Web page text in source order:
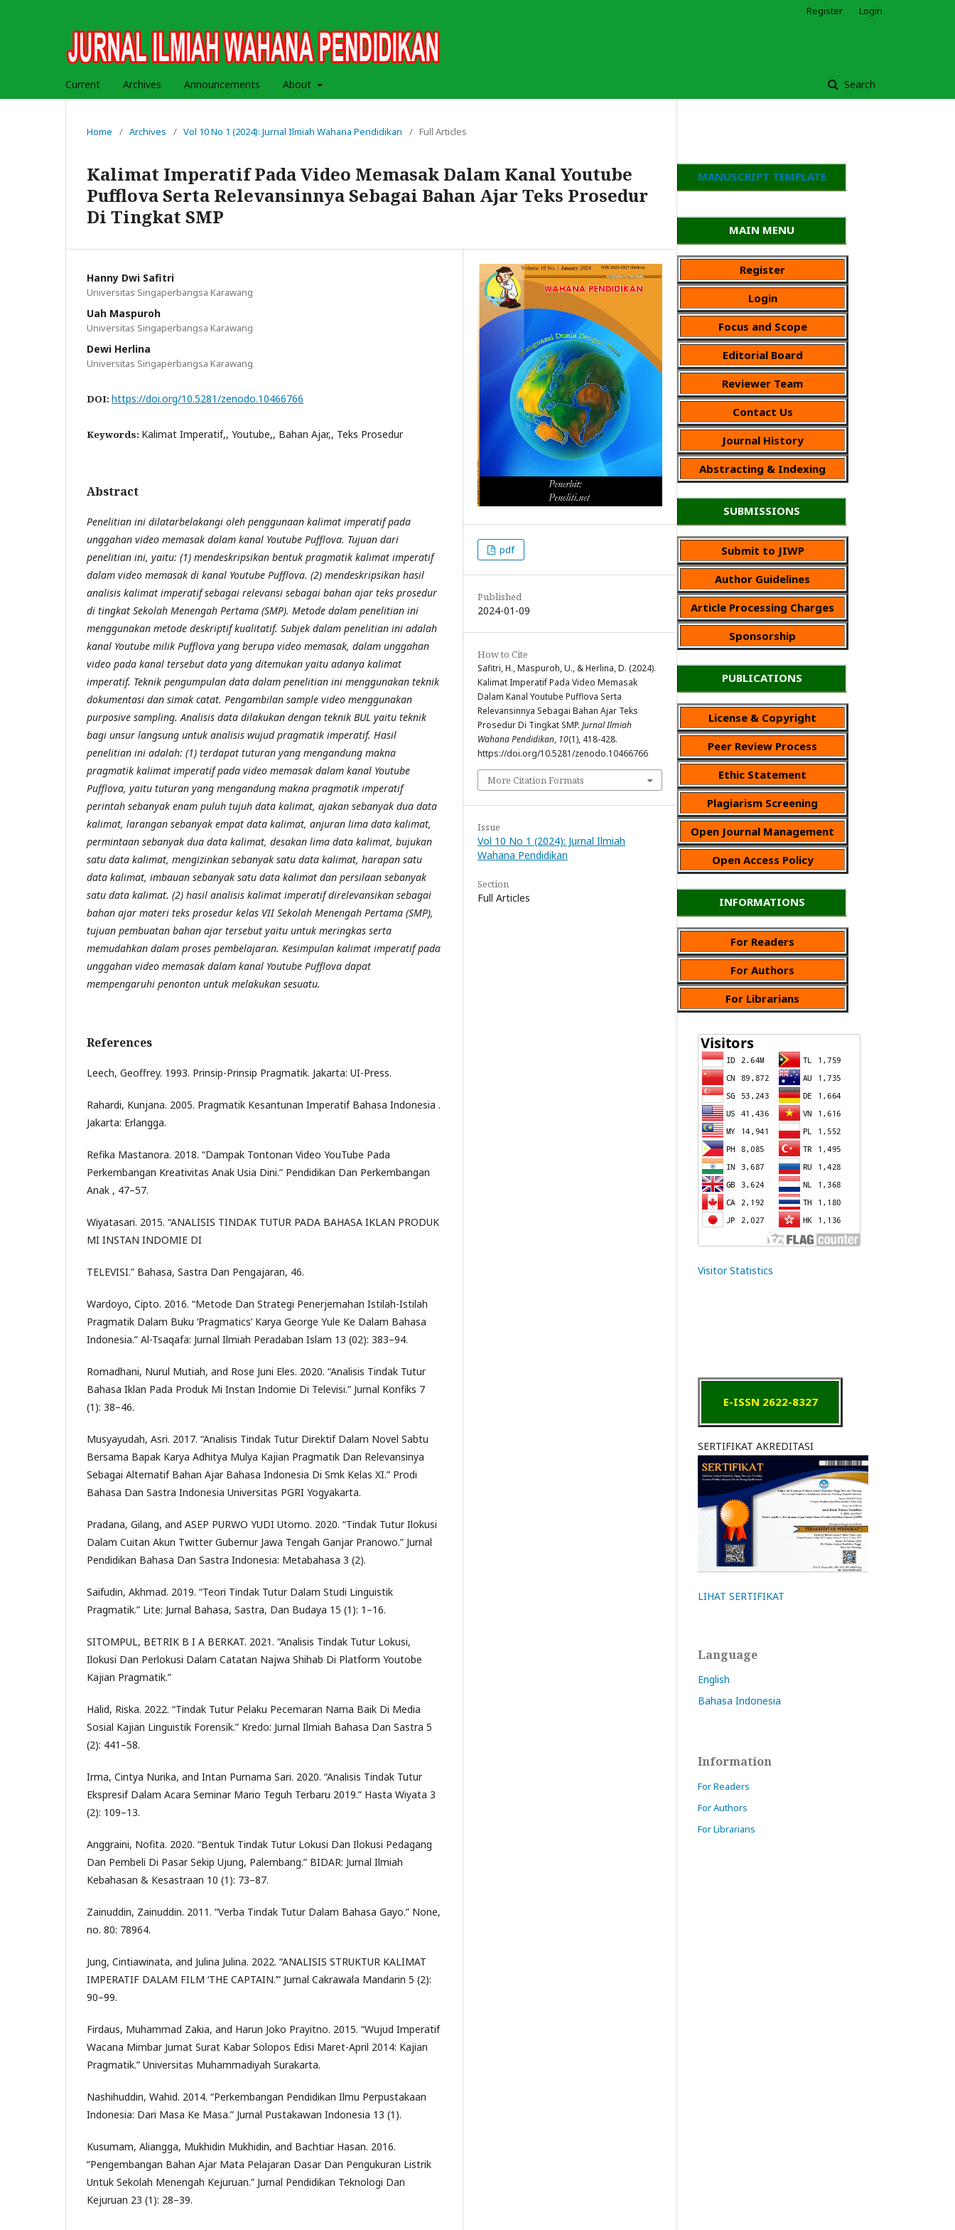
Current Archives Announcements About Search
Register Login
Home / Archives / Vol 10 No 1 (2024): Jurnal Ilmiah Wahana Pendidikan / Full Articles
Kalimat Imperatif Pada Video Memasak Dalam Kanal Youtube
Pufflova Serta Relevansinnya Sebagai Bahan Ajar Teks Prosedur
Di Tingkat SMP
Hanny Dwi Safitri
Universitas Singaperbangsa Karawang
Uah Maspuroh
Universitas Singaperbangsa Karawang
Dewi Herlina
Universitas Singaperbangsa Karawang
DOI: https://doi.org/10.5281/zenodo.10466766
Keywords: Kalimat Imperatif,, Youtube,, Bahan Ajar,, Teks Prosedur
Abstract
Penelitian ini dilatarbelakangi oleh penggunaan kalimat imperatif pada
unggahan video memasak dalam kanal Youtube Pufflova. Tujuan dari
penelitian ini, yaitu: (1) mendeskripsikan bentuk pragmatik kalimat imperatif
dalam video memasak di kanal Youtube Pufflova. (2) mendeskripsikan hasil
analisis kalimat imperatif sebagai relevansi sebagai bahan ajar teks prosedur
di tingkat Sekolah Menengah Pertama (SMP). Metode dalam penelitian ini
menggunakan metode deskriptif kualitatif. Subjek dalam penelitian ini adalah
kanal Youtube milik Pufflova yang berupa video memasak, dalam unggahan
video pada kanal tersebut data yang ditemukan yaitu adanya kalimat
imperatif. Teknik pengumpulan data dalam penelitian ini menggunakan teknik
dokumentasi dan simak catat. Pengambilan sample video menggunakan
purposive sampling. Analisis data dilakukan dengan teknik BUL yaitu teknik
bagi unsur langsung untuk analisis wujud pragmatik imperatif. Hasil
penelitian ini adalah: (1) terdapat tuturan yang mengandung makna
pragmatik kalimat imperatif pada video memasak dalam kanal Youtube
Pufflova, yaitu tuturan yang mengandung makna pragmatik imperatif
perintah sebanyak enam puluh tujuh data kalimat, ajakan sebanyak dua data
kalimat, larangan sebanyak empat data kalimat, anjuran lima data kalimat,
permintaan sebanyak dua data kalimat, desakan lima data kalimat, bujukan
satu data kalimat, mengizinkan sebanyak satu data kalimat, harapan satu
data kalimat, imbauan sebanyak satu data kalimat dan persilaan sebanyak
satu data kalimat. (2) hasil analisis kalimat imperatif direlevansikan sebagai
bahan ajar materi teks prosedur kelas VII Sekolah Menengah Pertama (SMP),
tujuan pembuatan bahan ajar tersebut yaitu untuk meringkas serta
memudahkan dalam proses pembelajaran. Kesimpulan kalimat imperatif pada
unggahan video memasak dalam kanal Youtube Pufflova dapat
mempengaruhi penonton untuk melakukan sesuatu.
References
Leech, Geoffrey. 1993. Prinsip-Prinsip Pragmatik. Jakarta: UI-Press.
Rahardi, Kunjana. 2005. Pragmatik Kesantunan Imperatif Bahasa Indonesia .
Jakarta: Erlangga.
Refika Mastanora. 2018. “Dampak Tontonan Video YouTube Pada
Perkembangan Kreativitas Anak Usia Dini.” Pendidikan Dan Perkembangan
Anak , 47–57.
Wiyatasari. 2015. “ANALISIS TINDAK TUTUR PADA BAHASA IKLAN PRODUK
MI INSTAN INDOMIE DI
TELEVISI.” Bahasa, Sastra Dan Pengajaran, 46.
Wardoyo, Cipto. 2016. “Metode Dan Strategi Penerjemahan Istilah-Istilah
Pragmatik Dalam Buku ‘Pragmatics’ Karya George Yule Ke Dalam Bahasa
Indonesia.” Al-Tsaqafa: Jurnal Ilmiah Peradaban Islam 13 (02): 383–94.
Romadhani, Nurul Mutiah, and Rose Juni Eles. 2020. “Analisis Tindak Tutur
Bahasa Iklan Pada Produk Mi Instan Indomie Di Televisi.” Jurnal Konfiks 7
(1): 38–46.
Musyayudah, Asri. 2017. “Analisis Tindak Tutur Direktif Dalam Novel Sabtu
Bersama Bapak Karya Adhitya Mulya Kajian Pragmatik Dan Relevansinya
Sebagai Alternatif Bahan Ajar Bahasa Indonesia Di Smk Kelas XI.” Prodi
Bahasa Dan Sastra Indonesia Universitas PGRI Yogyakarta.
Pradana, Gilang, and ASEP PURWO YUDI Utomo. 2020. “Tindak Tutur Ilokusi
Dalam Cuitan Akun Twitter Gubernur Jawa Tengah Ganjar Pranowo.” Jurnal
Pendidikan Bahasa Dan Sastra Indonesia: Metabahasa 3 (2).
Saifudin, Akhmad. 2019. “Teori Tindak Tutur Dalam Studi Linguistik
Pragmatik.” Lite: Jurnal Bahasa, Sastra, Dan Budaya 15 (1): 1–16.
SITOMPUL, BETRIK B I A BERKAT. 2021. “Analisis Tindak Tutur Lokusi,
Ilokusi Dan Perlokusi Dalam Catatan Najwa Shihab Di Platform Youtobe
Kajian Pragmatik.”
Halid, Riska. 2022. “Tindak Tutur Pelaku Pecemaran Nama Baik Di Media
Sosial Kajian Linguistik Forensik.” Kredo: Jurnal Ilmiah Bahasa Dan Sastra 5
(2): 441–58.
Irma, Cintya Nurika, and Intan Purnama Sari. 2020. “Analisis Tindak Tutur
Ekspresif Dalam Acara Seminar Mario Teguh Terbaru 2019.” Hasta Wiyata 3
(2): 109–13.
Anggraini, Nofita. 2020. “Bentuk Tindak Tutur Lokusi Dan Ilokusi Pedagang
Dan Pembeli Di Pasar Sekip Ujung, Palembang.” BIDAR: Jurnal Ilmiah
Kebahasan & Kesastraan 10 (1): 73–87.
Zainuddin, Zainuddin. 2011. “Verba Tindak Tutur Dalam Bahasa Gayo.” None,
no. 80: 78964.
Jung, Cintiawinata, and Julina Julina. 2022. “ANALISIS STRUKTUR KALIMAT
IMPERATIF DALAM FILM ‘THE CAPTAIN.’” Jurnal Cakrawala Mandarin 5 (2):
90–99.
Firdaus, Muhammad Zakia, and Harun Joko Prayitno. 2015. “Wujud Imperatif
Wacana Mimbar Jumat Surat Kabar Solopos Edisi Maret-April 2014: Kajian
Pragmatik.” Universitas Muhammadiyah Surakarta.
Nashihuddin, Wahid. 2014. “Perkembangan Pendidikan Ilmu Perpustakaan
Indonesia: Dari Masa Ke Masa.” Jurnal Pustakawan Indonesia 13 (1).
Kusumam, Aliangga, Mukhidin Mukhidin, and Bachtiar Hasan. 2016.
“Pengembangan Bahan Ajar Mata Pelajaran Dasar Dan Pengukuran Listrik
Untuk Sekolah Menengah Kejuruan.” Jurnal Pendidikan Teknologi Dan
Kejuruan 23 (1): 28–39.
pdf
Published
2024-01-09
How to Cite
Safitri, H., Maspuroh, U., & Herlina, D. (2024).
Kalimat Imperatif Pada Video Memasak
Dalam Kanal Youtube Pufflova Serta
Relevansinnya Sebagai Bahan Ajar Teks
Prosedur Di Tingkat SMP. Jurnal Ilmiah
Wahana Pendidikan, 10(1), 418-428.
https://doi.org/10.5281/zenodo.10466766
More Citation Formats
Issue
Vol 10 No 1 (2024): Jurnal Ilmiah
Wahana Pendidikan
Section
Full Articles
MANUSCRIPT TEMPLATE
MAIN MENU
Register
Login
Focus and Scope
Editorial Board
Reviewer Team
Contact Us
Journal History
Abstracting & Indexing
SUBMISSIONS
Submit to JIWP
Author Guidelines
Article Processing Charges
Sponsorship
PUBLICATIONS
License & Copyright
Peer Review Process
Ethic Statement
Plagiarism Screening
Open Journal Management
Open Access Policy
INFORMATIONS
For Readers
For Authors
For Librarians
Visitor Statistics
E-ISSN 2622-8327
SERTIFIKAT AKREDITASI
LIHAT SERTIFIKAT
Language
English
Bahasa Indonesia
Information
For Readers
For Authors
For Librarians